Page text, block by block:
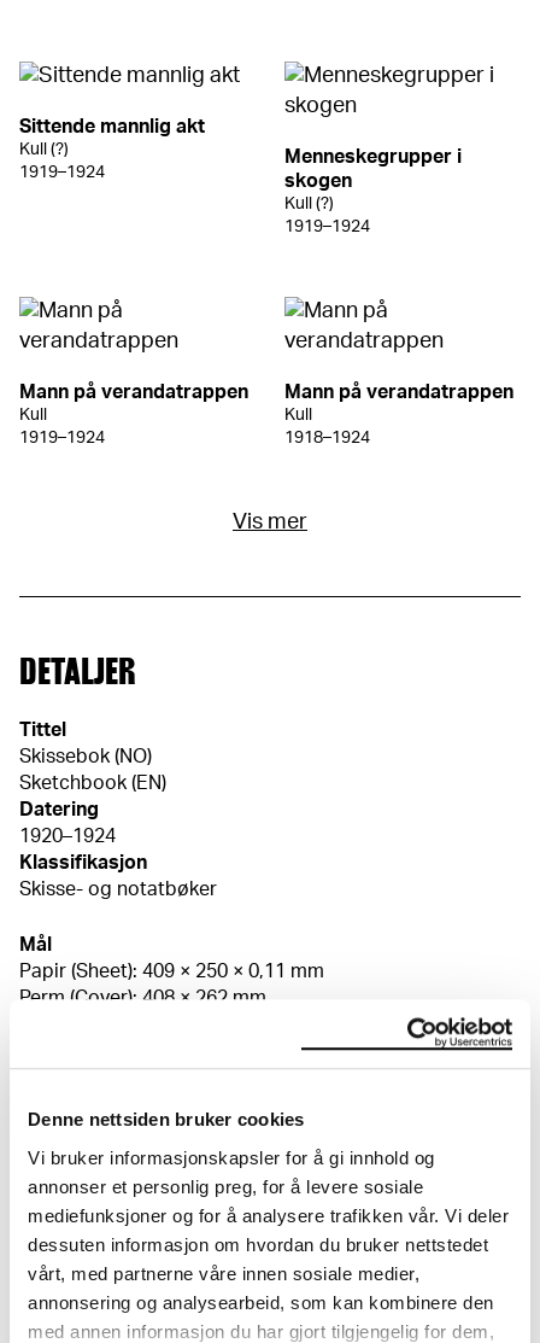
Denne nettsiden bruker cookies
Vi bruker informasjonskapsler for å gi innhold og
annonser et personlig preg, for å levere sosiale
mediefunksjoner og for å analysere trafikken vår. Vi deler
dessuten informasjon om hvordan du bruker nettstedet
vårt, med partnerne våre innen sosiale medier,
annonsering og analysearbeid, som kan kombinere den
med annen informasjon du har gjort tilgjengelig for dem,
Sittende mannlig akt
Kull (?)
1919–1924
Menneskegrupper i
skogen
Kull (?)
1919–1924
Mann på verandatrappen
Kull
1919–1924
Mann på verandatrappen
Kull
1918–1924
Vis mer
DETALJER
Tittel
Skissebok (NO)
Sketchbook (EN)
Datering
1920–1924
Klassifikasjon
Skisse- og notatbøker
Mål
Papir (Sheet): 409 × 250 × 0,11 mm
Perm (Cover): 408 × 262 mm
Alf Bjercke stempel: Stiliserte initialer "AB" og
Kreditering
Munchmuseet
Om verkskatalogen
I verkskatalogen kan du søke i hele Edvard Munchs